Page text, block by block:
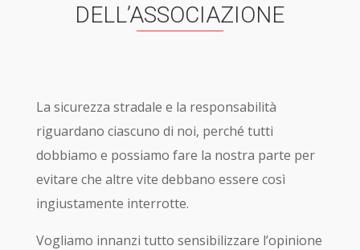
DELL’ASSOCIAZIONE
La sicurezza stradale e la responsabilità
riguardano ciascuno di noi, perché tutti
dobbiamo e possiamo fare la nostra parte per
evitare che altre vite debbano essere così
ingiustamente interrotte.
Vogliamo innanzi tutto sensibilizzare l’opinione